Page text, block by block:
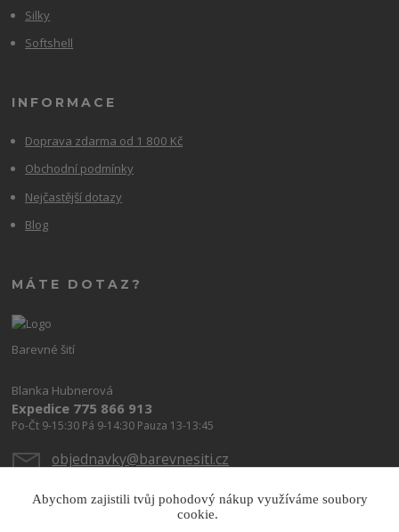
Silky
Softshell
INFORMACE
Doprava zdarma od 1 800 Kč
Obchodní podmínky
Nejčastější dotazy
Blog
MÁTE DOTAZ?
Barevné šití
Blanka Hubnerová
Expedice 775 866 913
Po-Čt 9-15:30 Pá 9-14:30 Pauza 13-13:45
objednavky@barevnesiti.cz
Abychom zajistili tvůj pohodový nákup využíváme soubory
cookie.